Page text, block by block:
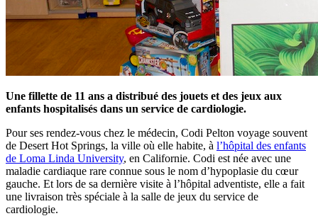
Une fillette de 11 ans a distribué des jouets et des jeux aux
enfants hospitalisés dans un service de cardiologie.
Pour ses rendez-vous chez le médecin, Codi Pelton voyage souvent
de Desert Hot Springs, la ville où elle habite, à l’hôpital des enfants
de Loma Linda University, en Californie. Codi est née avec une
maladie cardiaque rare connue sous le nom d’hypoplasie du cœur
gauche. Et lors de sa dernière visite à l’hôpital adventiste, elle a fait
une livraison très spéciale à la salle de jeux du service de
cardiologie.